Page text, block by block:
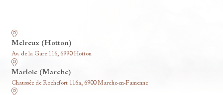
Melreux (Hotton)
Av. de la Gare 116, 6990 Hotton
Marloie (Marche)
Chaussée de Rochefort 116a, 6900 Marche-en-Famenne